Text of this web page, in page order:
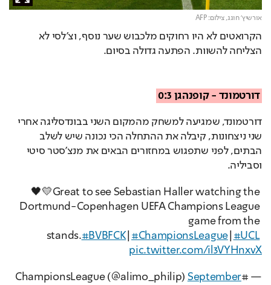
אורשיץ' חוגג,צילום: AFP
הקרואטים לא היו רחוקים מלכבוש שער נוסף, וצ'לסי לא
הצליחה להשוות. הפתעה גדולה בסיום.
דורטמונד - קופנהגן 0:3
דורטמונד, שמגיעה למשחק מהמקום השני בבונדסליגה אחרי
שני ניצחונות, קיבלה את ההתחלה הכי נכונה שיש לשלב
הבתים, לפני שתפגוש במחזורים הבאים את מנצ'סטר סיטי
וסביליה.
🖤💛Great to see Sebastian Haller watching the
Dortmund-Copenhagen UEFA Champions League
game from the
stands.#BVBFCK|#ChampionsLeague|#UCL
pic.twitter.com/il3VYHnxvX
— #ChampionsLeague (@alimo_philip)
September